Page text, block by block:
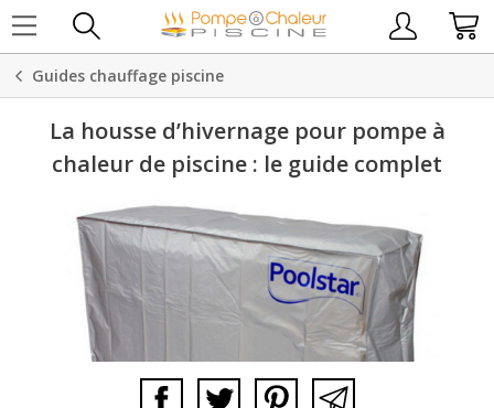
Guides chauffage piscine
La housse d’hivernage pour pompe à
chaleur de piscine : le guide complet